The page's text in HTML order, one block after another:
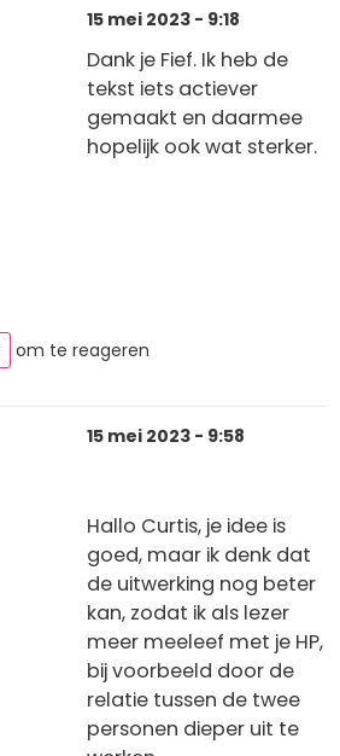
15 mei 2023 - 9:18
Dank je Fief. Ik heb de
tekst iets actiever
gemaakt en daarmee
hopelijk ook wat sterker.
om te reageren
15 mei 2023 - 9:58
Hallo Curtis, je idee is
goed, maar ik denk dat
de uitwerking nog beter
kan, zodat ik als lezer
meer meeleef met je HP,
bij voorbeeld door de
relatie tussen de twee
personen dieper uit te